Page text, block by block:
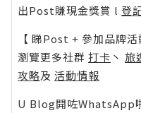
出Post賺現金獎賞 l 登
【 睇Post + 參加品牌活
瀏覽更多社群 打卡 丶 旅
攻略及 活動情報
U Blog開咗WhatsApp